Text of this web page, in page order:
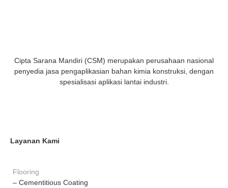
Cipta Sarana Mandiri (CSM) merupakan perusahaan nasional
penyedia jasa pengaplikasian bahan kimia konstruksi, dengan
spesialisasi aplikasi lantai industri.
Layanan Kami
Flooring
– Cementitious Coating